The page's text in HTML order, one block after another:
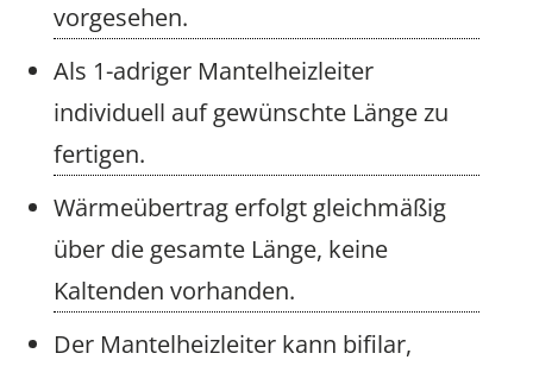
vorgesehen.
Als 1-adriger Mantelheizleiter
individuell auf gewünschte Länge zu
fertigen.
Wärmeübertrag erfolgt gleichmäßig
über die gesamte Länge, keine
Kaltenden vorhanden.
Der Mantelheizleiter kann bifilar,